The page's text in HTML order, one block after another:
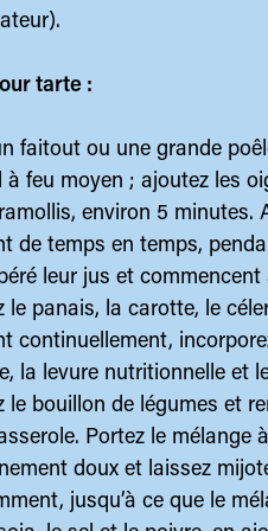
tarte :
faitout ou une grande
à feu moyen ; ajoutez les
environ 5 minutes.
de temps en temps,
leur jus et commencent
le panais, la carotte, le
continuellement,
la levure nutritionnelle et
le bouillon de légumes et
Portez le mélange
doux et laissez
jusqu’à ce que le